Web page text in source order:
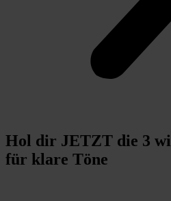
Hol dir JETZT die 3
für klare Töne